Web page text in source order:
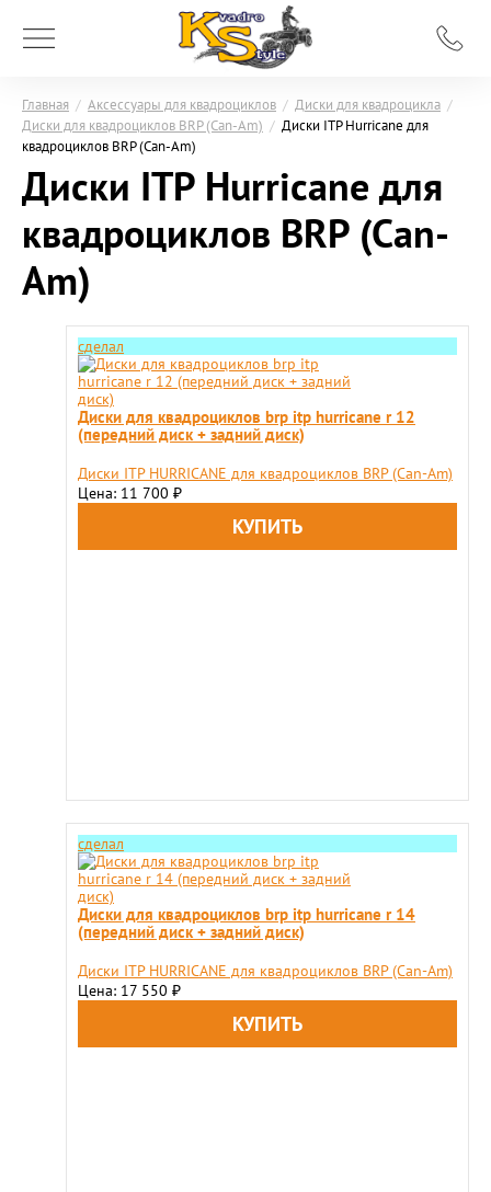
Главная / Аксессуары для квадроциклов / Диски для квадроцикла /
Диски для квадроциклов BRP (Can-Am) / Диски ITP Hurricane для
квадроциклов BRP (Can-Am)
Диски ITP Hurricane для
квадроциклов BRP (Can-
Am)
сделал
Диски для квадроциклов brp itp hurricane r 12
(передний диск + задний диск)
Диски ITP HURRICANE для квадроциклов BRP (Can-Am)
Цена: 11 700 ₽
сделал
Диски для квадроциклов brp itp hurricane r 14
(передний диск + задний диск)
Диски ITP HURRICANE для квадроциклов BRP (Can-Am)
Цена: 17 550 ₽